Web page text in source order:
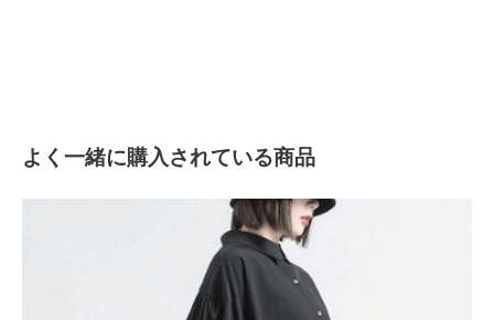
よく一緒に購入されている商品